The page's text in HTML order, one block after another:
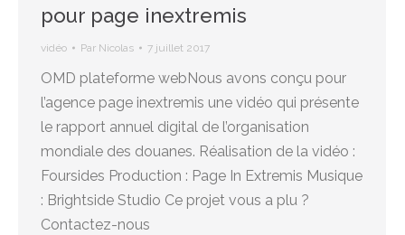
pour page inextremis
vidéo Par Nicolas 7 juillet 2017
OMD plateforme webNous avons conçu pour
l’agence page inextremis une vidéo qui présente
le rapport annuel digital de l’organisation
mondiale des douanes. Réalisation de la vidéo :
Foursides Production : Page In Extremis Musique
: Brightside Studio Ce projet vous a plu ?
Contactez-nous